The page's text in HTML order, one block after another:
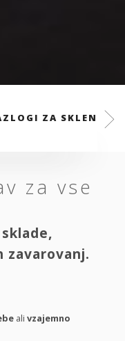
ZA SKLENITEV
za vse
zavarovanj.
ali vzajemno